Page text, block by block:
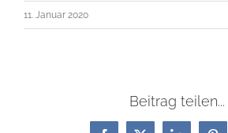
11. Januar 2020
Beitrag teilen...